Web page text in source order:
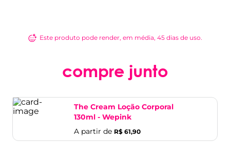
Este produto pode render, em média, 45 dias de uso.
compre junto
The Cream Loção Corporal
130ml - Wepink
A partir de R$ 61,90